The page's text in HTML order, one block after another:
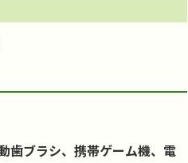
歯ブラシ、携帯ゲーム機、電